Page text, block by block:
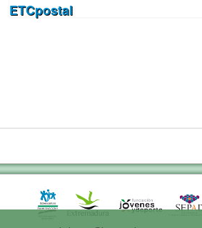
ETCpostal